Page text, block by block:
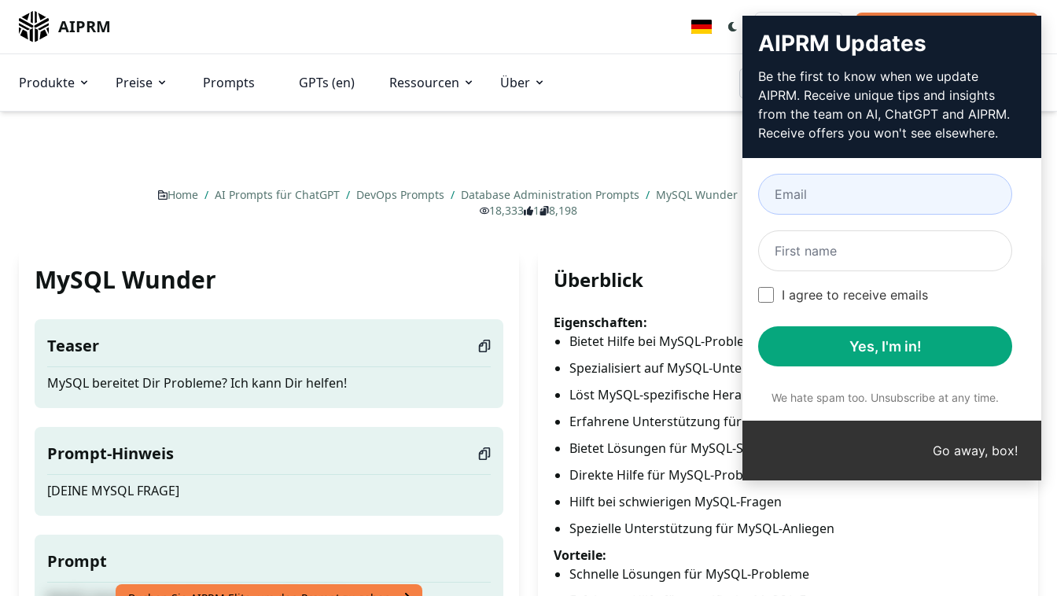
AIPRM
Produkte Preise Prompts GPTs (en) Ressourcen Über
Home / AI Prompts für ChatGPT / DevOps Prompts / Database Administration Prompts / MySQL Wunder AIPRM
February 19, 2023
18,333
1 8,198
MySQL Wunder
Teaser
MySQL bereitet Dir Probleme? Ich kann Dir helfen!
Prompt-Hinweis
[DEINE MYSQL FRAGE]
Prompt
Überblick
Eigenschaften:
Bietet Hilfe bei MySQL-Problemen
Spezialisiert auf MySQL-Unterstützung
Löst MySQL-spezifische Herausforderungen
Erfahrene Unterstützung für MySQL
Bietet Lösungen für MySQL-Schwierigkeiten
Direkte Hilfe für MySQL-Probleme
Hilft bei schwierigen MySQL-Fragen
Spezielle Unterstützung für MySQL-Anliegen
Vorteile:
Schnelle Lösungen für MySQL-Probleme
AIPRM Updates
Be the first to know when we update
AIPRM. Receive unique tips and insights
from the team on AI, ChatGPT and AIPRM.
Receive offers you won't see elsewhere.
I agree to receive emails
Yes, I'm in!
We hate spam too. Unsubscribe at any time.
Go away, box!